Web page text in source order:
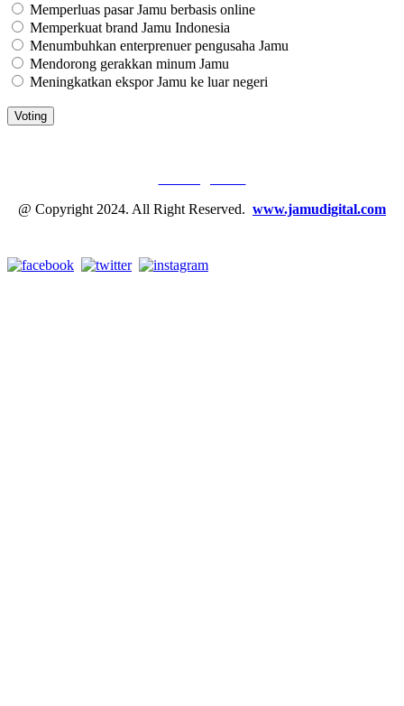
Memperluas pasar Jamu berbasis online
Memperkuat brand Jamu Indonesia
Menumbuhkan enterprenuer pengusaha Jamu
Mendorong gerakkan minum Jamu
Meningkatkan ekspor Jamu ke luar negeri
@ Copyright 2024. All Right Reserved. www.jamudigital.com